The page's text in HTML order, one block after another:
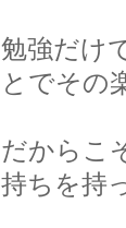
勉強だけ
とでその
だからこ
持ちを持